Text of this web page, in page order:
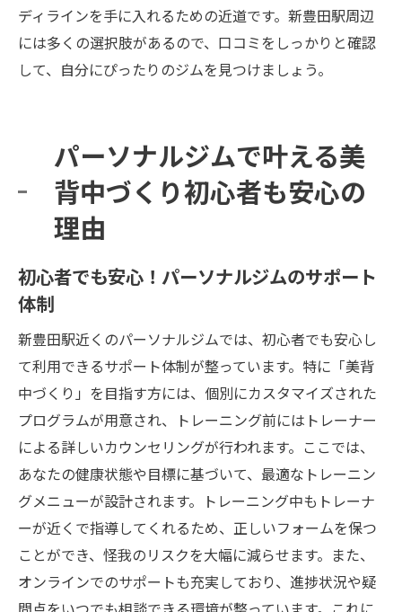
整法
ジムでの成果を活かして継続する方法
パーソナルジムでの成功を実現するための
ディラインを手に入れるための近道です。新豊田駅周辺
には多くの選択肢があるので、口コミをしっかりと確認
して、自分にぴったりのジムを見つけましょう。
パーソナルジムで叶える美
背中づくり初心者も安心の
理由
初心者でも安心！パーソナルジムのサポート
体制
新豊田駅近くのパーソナルジムでは、初心者でも安心し
て利用できるサポート体制が整っています。特に「美背
中づくり」を目指す方には、個別にカスタマイズされた
プログラムが用意され、トレーニング前にはトレーナー
による詳しいカウンセリングが行われます。ここでは、
あなたの健康状態や目標に基づいて、最適なトレーニン
グメニューが設計されます。トレーニング中もトレーナ
ーが近くで指導してくれるため、正しいフォームを保つ
ことができ、怪我のリスクを大幅に減らせます。また、
オンラインでのサポートも充実しており、進捗状況や疑